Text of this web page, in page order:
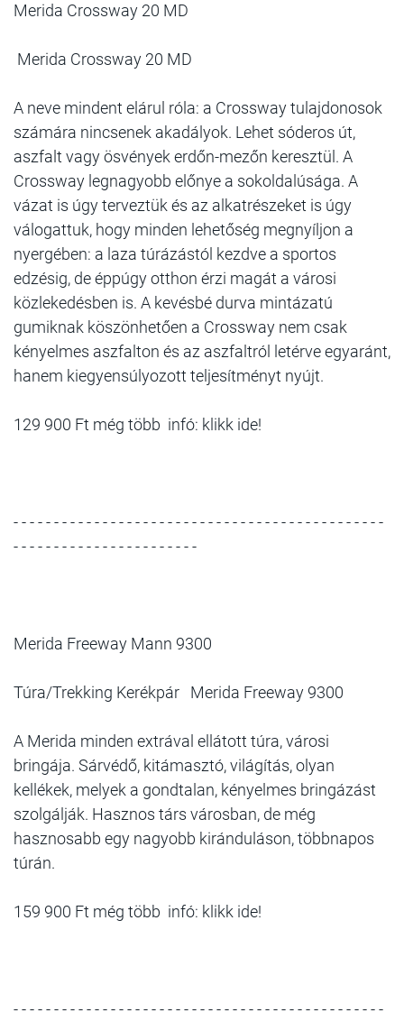
Merida Crossway 20 MD
Merida Crossway 20 MD
A neve mindent elárul róla: a Crossway tulajdonosok
számára nincsenek akadályok. Lehet sóderos út,
aszfalt vagy ösvények erdőn-mezőn keresztül. A
Crossway legnagyobb előnye a sokoldalúsága. A
vázat is úgy terveztük és az alkatrészeket is úgy
válogattuk, hogy minden lehetőség megnyíljon a
nyergében: a laza túrázástól kezdve a sportos
edzésig, de éppúgy otthon érzi magát a városi
közlekedésben is. A kevésbé durva mintázatú
gumiknak köszönhetően a Crossway nem csak
kényelmes aszfalton és az aszfaltról letérve egyaránt,
hanem kiegyensúlyozott teljesítményt nyújt.
129 900 Ft még több infó: klikk ide!
- - - - - - - - - - - - - - - - - - - - - - - - - - - - - - - - - - - - - - - - - - - - - -
- - - - - - - - - - - - - - - - - - - - - - -
Merida Freeway Mann 9300
Túra/Trekking Kerékpár Merida Freeway 9300
A Merida minden extrával ellátott túra, városi
bringája. Sárvédő, kitámasztó, világítás, olyan
kellékek, melyek a gondtalan, kényelmes bringázást
szolgálják. Hasznos társ városban, de még
hasznosabb egy nagyobb kiránduláson, többnapos
túrán.
159 900 Ft még több infó: klikk ide!
- - - - - - - - - - - - - - - - - - - - - - - - - - - - - - - - - - - - - - - - - - - - - -